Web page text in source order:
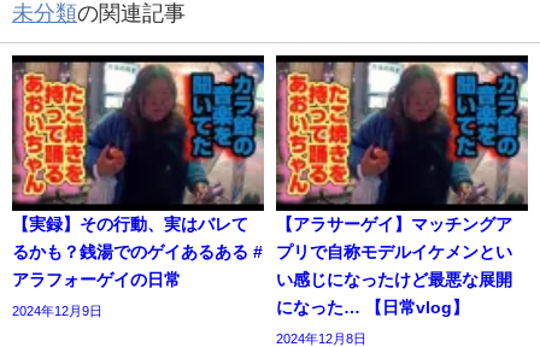
未分類の関連記事
【実録】その行動、実はバレて
るかも？銭湯でのゲイあるある #
アラフォーゲイの日常
2024年12月9日
【アラサーゲイ】マッチングア
プリで自称モデルイケメンとい
い感じになったけど最悪な展開
になった… 【日常vlog】
2024年12月8日